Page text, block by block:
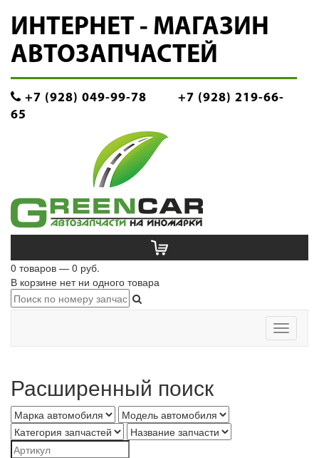
ИНТЕРНЕТ - МАГАЗИН
АВТОЗАПЧАСТЕЙ
+7 (928) 049-99-78
+7 (928) 219-66-
65
0 товаров — 0 руб.
В корзине нет ни одного товара
Toggle
Расширенный поиск